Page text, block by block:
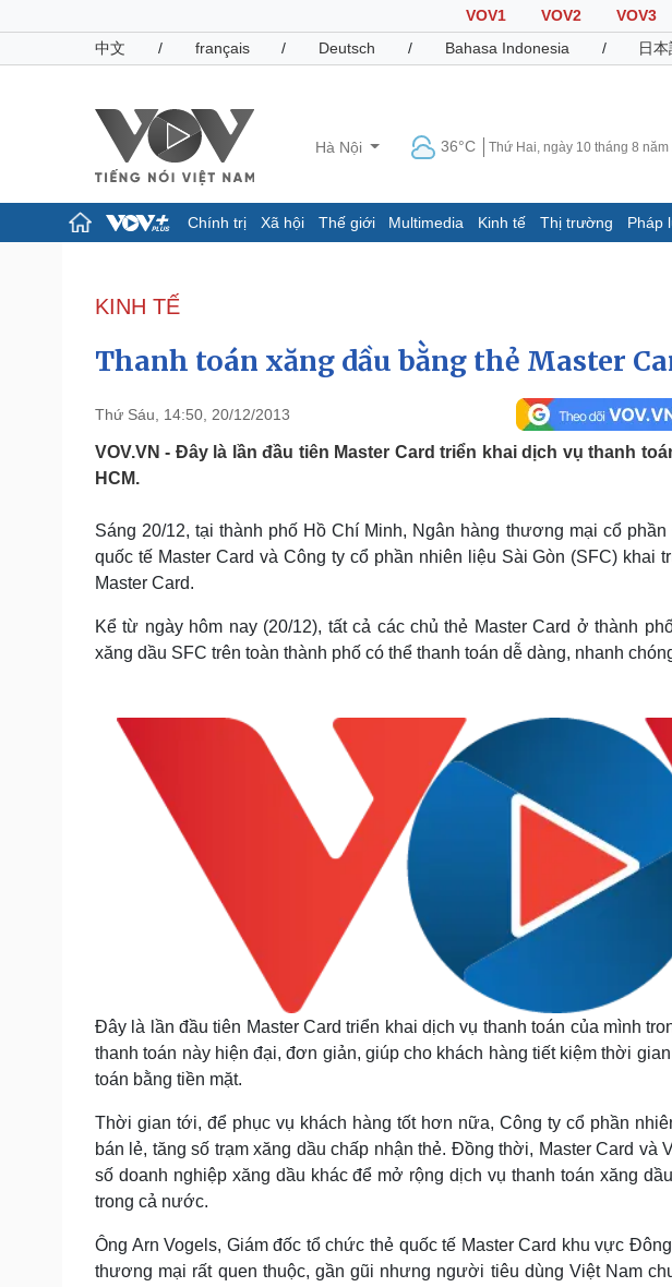
VOV1 VOV2 VOV3
中文
/ français / Deutsch / Bahasa Indonesia / 日
Hà Nội 36°C Thứ Hai, ngày 10 tháng 8 năm
Chính trị Xã hội Thế giới Multimedia Kinh tế Thị trường Pháp
Đảng
Tổ chức nhân sự
Nhận diện sự thật
Giáo dục
Dấu ấn VOV
Pháp luật
Vụ án
Tư vấn luật
Quân sự - Quốc phòng
Phân tích
Thể thao
Thế giới thể thao
eSports
Hậu trường
Dinh dưỡng - món ngon
Cây thuốc
Nam khoa
Làm đẹp - giảm cân
Phòng mạch online
Ăn sạch sống khỏe
Nhà đẹp
Blog
Sân khấu - Điện ảnh
Văn học
KINH TẾ
Thanh toán xăng dầu bằng thẻ Master
Thứ Sáu, 14:50, 20/12/2013
VOV.VN - Đây là lần đầu tiên Master Card triển khai dịch vụ thanh
HCM.
Sáng 20/12, tại thành phố Hồ Chí Minh, Ngân hàng thương mại cổ
quốc tế Master Card và Công ty cổ phần nhiên liệu Sài Gòn (SFC) khai
Master Card.
Kể từ ngày hôm nay (20/12), tất cả các chủ thẻ Master Card ở thành
xăng dầu SFC trên toàn thành phố có thể thanh toán dễ dàng, nhanh
Đây là lần đầu tiên Master Card triển khai dịch vụ thanh toán của mình
thanh toán này hiện đại, đơn giản, giúp cho khách hàng tiết kiệm thời
toán bằng tiền mặt.
Thời gian tới, để phục vụ khách hàng tốt hơn nữa, Công ty cổ phần
bán lẻ, tăng số trạm xăng dầu chấp nhận thẻ. Đồng thời, Master Card
số doanh nghiệp xăng dầu khác để mở rộng dịch vụ thanh toán xăng
trong cả nước.
Ông Arn Vogels, Giám đốc tổ chức thẻ quốc tế Master Card khu vực
thương mại rất quen thuộc, gần gũi nhưng người tiêu dùng Việt Nam